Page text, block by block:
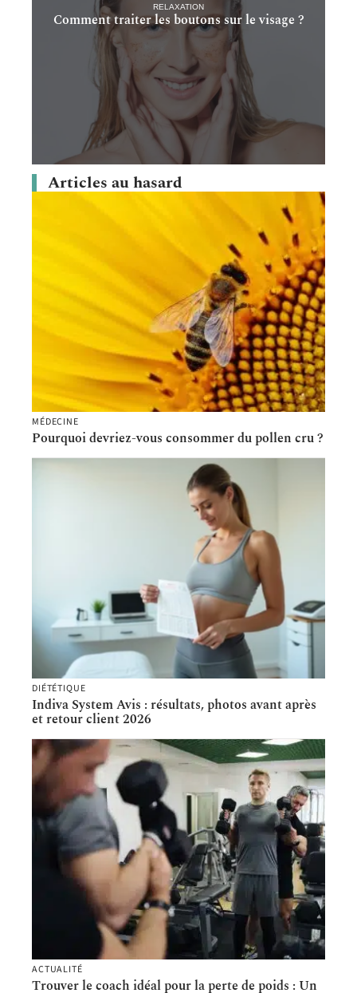
RELAXATION
Comment traiter les boutons sur le visage ?
Articles au hasard
MÉDECINE
Pourquoi devriez-vous consommer du pollen cru ?
DIÉTÉTIQUE
Indiva System Avis : résultats, photos avant après
et retour client 2026
ACTUALITÉ
Trouver le coach idéal pour la perte de poids : Un